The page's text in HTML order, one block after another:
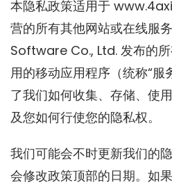
本隐私政策适用于
营的所有其他网站或在线服
Software Co., Ltd. 发布的
用的移动应用程序（统称“服
了我们如何收集、存储、使
及您如何行使您的隐私权。
我们可能会不时更新我们的
会修改政策顶部的日期。如